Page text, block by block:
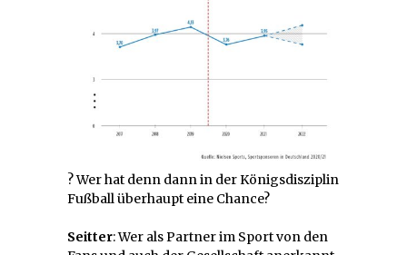
? Wer hat denn dann in der Königsdisziplin
Fußball überhaupt eine Chance?
Seitter: Wer als Partner im Sport von den